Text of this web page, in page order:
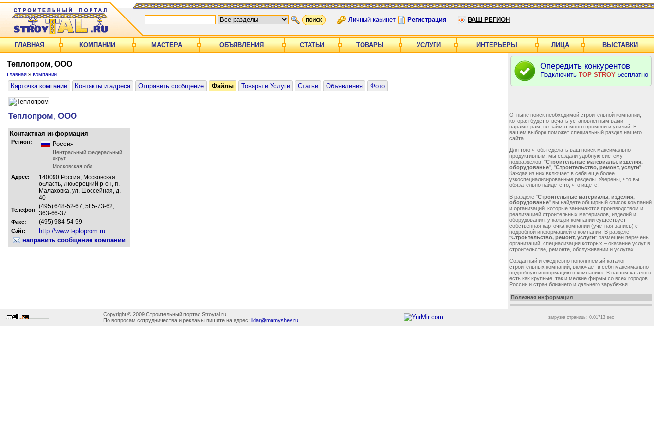
Личный кабинет Регистрация ВАШ РЕГИОН
ГЛАВНАЯ КОМПАНИИ МАСТЕРА ОБЪЯВЛЕНИЯ СТАТЬИ ТОВАРЫ УСЛУГИ ИНТЕРЬЕРЫ ЛИЦА ВЫСТАВКИ
Теплопром, ООО
Главная» Компании
Карточка компании Контакты и адреса Отправить сообщение Файлы Товары и Услуги Статьи Объявления Фото
Теплопром, ООО
Контактная информация
Регион: Россия
Центральный федеральный
округ
Московская обл.
Адрес:
140090 Россия, Московская
область, Люберецкий р-он, п.
Малаховка, ул. Шоссейная, д.
40
Телефон: (495) 648-52-67, 585-73-62,
363-66-37
Факс: (495) 984-54-59
Сайт:
http://www.teploprom.ru
направить сообщение компании
Опередить конкурентов
Подключить TOP STROY бесплатно
Отныне поиск необходимой строительной компании,
которая будет отвечать установленным вами
параметрам, не займет много времени и усилий. В
вашем выборе поможет специальный раздел нашего
сайта.
Для того чтобы сделать ваш поиск максимально
продуктивным, мы создали удобную систему
подразделов: "Строительные материалы, изделия,
оборудование", "Строительство, ремонт, услуги".
Каждая из них включает в себя еще более
узкоспециализированные разделы. Уверены, что вы
обязательно найдете то, что ищете!
В разделе "Строительные материалы, изделия,
оборудование" вы найдете обширный список компаний
и организаций, которые занимаются производством и
реализацией строительных материалов, изделий и
оборудования, у каждой компании существует
собственная карточка компании (учетная запись) с
подробной информацией о компании. В разделе
"Строительство, ремонт, услуги" размещен перечень
организаций, специализация которых – оказание услуг в
строительстве, ремонте, обслуживании и услугах.
Созданный и ежедневно пополняемый каталог
строительных компаний, включает в себя максимально
подробную информацию о компаниях. В нашем каталоге
есть как крупные, так и мелкие фирмы со всех городов
России и стран ближнего и дальнего зарубежья.
Полезная информация
Copyright © 2009 Строительный портал Stroytal.ru
По вопросам сотрудничества и рекламы пишите на адрес: ildar@mamyshev.ru загрузка страницы: 0.01713 sec